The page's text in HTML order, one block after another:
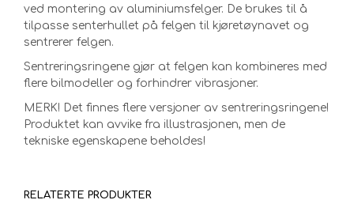
ved montering av aluminiumsfelger. De brukes til å
tilpasse senterhullet på felgen til kjøretøynavet og
sentrerer felgen.
Sentreringsringene gjør at felgen kan kombineres med
flere bilmodeller og forhindrer vibrasjoner.
MERK! Det finnes flere versjoner av sentreringsringene!
Produktet kan avvike fra illustrasjonen, men de
tekniske egenskapene beholdes!
RELATERTE PRODUKTER